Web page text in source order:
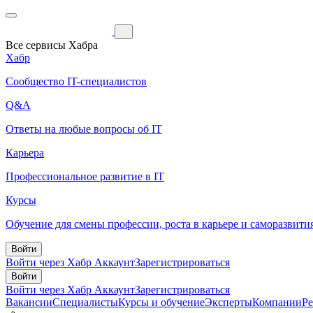
Все сервисы Хабра
Хабр
Сообщество IT-специалистов
Q&A
Ответы на любые вопросы об IT
Карьера
Профессиональное развитие в IT
Курсы
Обучение для смены профессии, роста в карьере и
Войти
Войти через Хабр АккаунтЗарегистрироваться
Войти
Войти через Хабр АккаунтЗарегистрироваться
ВакансииСпециалистыКурсы и обучениеЭкспертыКомпании